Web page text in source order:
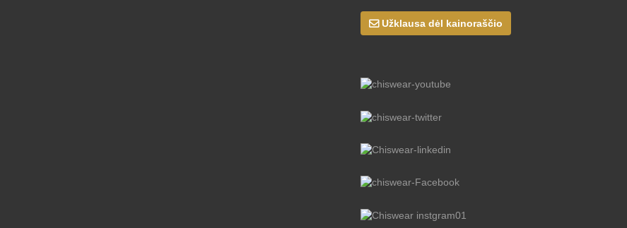
Užklausa dėl kainoraščio